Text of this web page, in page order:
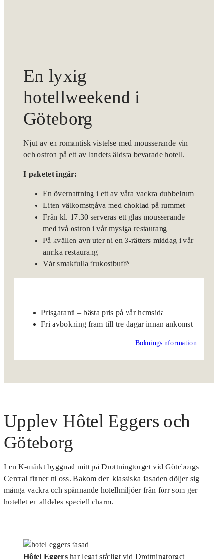
En lyxig
hotellweekend i
Göteborg
Njut av en romantisk vistelse med mousserande vin
och ostron på ett av landets äldsta bevarade hotell.
I paketet ingår:
En övernattning i ett av våra vackra dubbelrum
Liten välkomstgåva med choklad på rummet
Från kl. 17.30 serveras ett glas mousserande
med två ostron i vår mysiga restaurang
På kvällen avnjuter ni en 3-rätters middag i vår
anrika restaurang
Vår smakfulla frukostbuffé
Prisgaranti – bästa pris på vår hemsida
Fri avbokning fram till tre dagar innan ankomst
Bokningsinformation
Upplev Hôtel Eggers och
Göteborg
I en K-märkt byggnad mitt på Drottningtorget vid Göteborgs
Central finner ni oss. Bakom den klassiska fasaden döljer sig
många vackra och spännande hotellmiljöer från förr som ger
hotellet en alldeles speciell charm.
Hôtel Eggershar legat ståtligt vid Drottningtorget